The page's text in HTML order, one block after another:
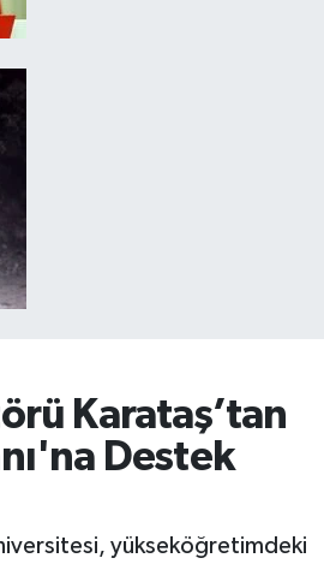
Karataş’tan
Destek
yükseköğretimdeki